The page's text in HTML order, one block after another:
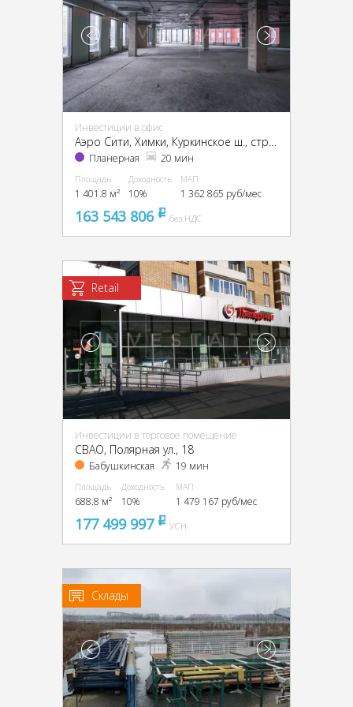
Инвестиции в офис
Аэро Сити, Химки, Куркинское ш., стр. 2
Планерная 20 мин
Площадь
1 401.8 м²
Доходность
10%
МАП
1 362 865 руб/мес
163 543 806 pуббез НДС
Retail
Инвестиции в торговое помещение
CВАО, Полярная ул., 18
Бабушкинская 19 мин
Площадь
688.8 м²
Доходность
10%
МАП
1 479 167 руб/мес
177 499 997 pуб
УСН
Склады